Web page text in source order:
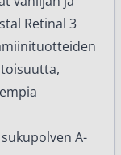
Retinal 3
A-